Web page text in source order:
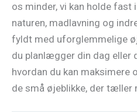
os minder, vi kan holde fast
naturen, madlavning og
fyldt med uforglemmelige
du planlægger din dag eller
hvordan du kan maksimere
de små øjeblikke, der tæller